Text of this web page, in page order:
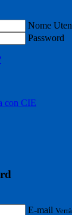
Nome
Password
con CIE
E-mail